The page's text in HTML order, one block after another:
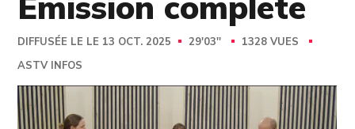
DIFFUSÉE LE LE 13 OCT. 2025 29'03''
1328 VUES
ASTV INFOS